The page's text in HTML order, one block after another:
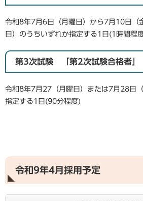
令和8年7月6日（月曜日）から7月10日（
日）のうちいずれか指定する1日(1時間程
第3次試験 「第2次試験合格者」
令和8年7月27（月曜日）または7月28日
指定する1日(90分程度)
令和9年4月採用予定